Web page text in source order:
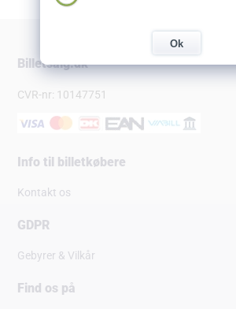
Ok
Billetsalg.dk
CVR-nr: 10147751
Info til billetkøbere
Kontakt os
GDPR
Gebyrer & Vilkår
Find os på